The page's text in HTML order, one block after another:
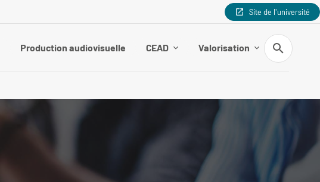
Site de l'université
Production audiovisuelle CEAD Valorisation
Recherche